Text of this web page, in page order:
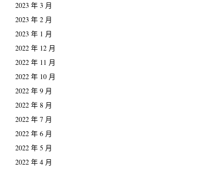
2023 年 3 月
2023 年 2 月
2023 年 1 月
2022 年 12 月
2022 年 11 月
2022 年 10 月
2022 年 9 月
2022 年 8 月
2022 年 7 月
2022 年 6 月
2022 年 5 月
2022 年 4 月